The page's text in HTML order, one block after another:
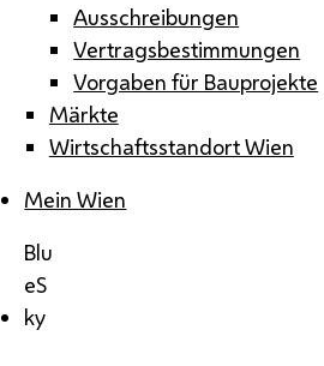
Ausschreibungen
Vertragsbestimmungen
Vorgaben für Bauprojekte
Märkte
Wirtschaftsstandort Wien
Mein Wien
Blu
eS
ky